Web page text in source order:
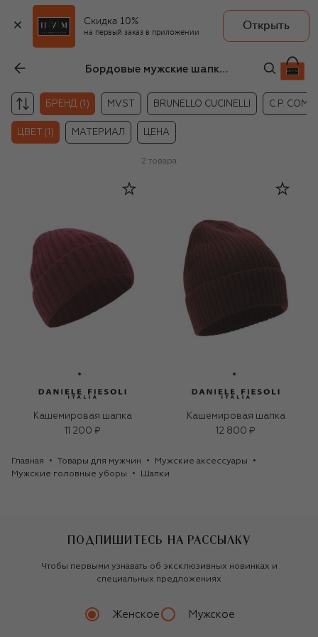
Скидка 10%
на первый заказ в приложении
Открыть
Бордовые мужские шапки Daniele Fiesoli
БРЕНД (1) MVST BRUNELLO CUCINELLI C.P.
ЦВЕТ (1) МАТЕРИАЛ ЦЕНА
2 товара
Кашемировая шапка
11 200 ₽
Кашемировая шапка
12 800 ₽
Главная Товары для мужчин
Мужские аксессуары
Мужские головные уборы
Шапки
ПОДПИШИТЕСЬ НА РАССЫЛКУ
Чтобы первыми узнавать об эксклюзивных новинках и
специальных предложениях
Женское Мужское